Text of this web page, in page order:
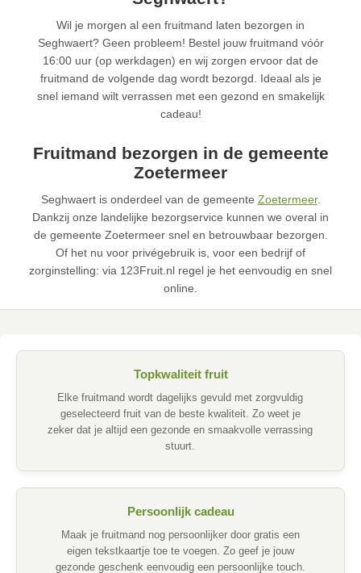
Wil je morgen al een fruitmand laten bezorgen in
Seghwaert? Geen probleem! Bestel jouw fruitmand vóór
16:00 uur (op werkdagen) en wij zorgen ervoor dat de
fruitmand de volgende dag wordt bezorgd. Ideaal als je
snel iemand wilt verrassen met een gezond en smakelijk
cadeau!
Fruitmand bezorgen in de gemeente
Zoetermeer
Seghwaert is onderdeel van de gemeente Zoetermeer.
Dankzij onze landelijke bezorgservice kunnen we overal in
de gemeente Zoetermeer snel en betrouwbaar bezorgen.
Of het nu voor privégebruik is, voor een bedrijf of
zorginstelling: via 123Fruit.nl regel je het eenvoudig en snel
online.
Topkwaliteit fruit
Elke fruitmand wordt dagelijks gevuld met zorgvuldig
geselecteerd fruit van de beste kwaliteit. Zo weet je
zeker dat je altijd een gezonde en smaakvolle verrassing
stuurt.
Persoonlijk cadeau
Maak je fruitmand nog persoonlijker door gratis een
eigen tekstkaartje toe te voegen. Zo geef je jouw
gezonde geschenk eenvoudig een persoonlijke touch.